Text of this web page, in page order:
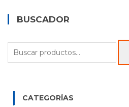
BUSCADOR
Buscar
por:
CATEGORÍAS